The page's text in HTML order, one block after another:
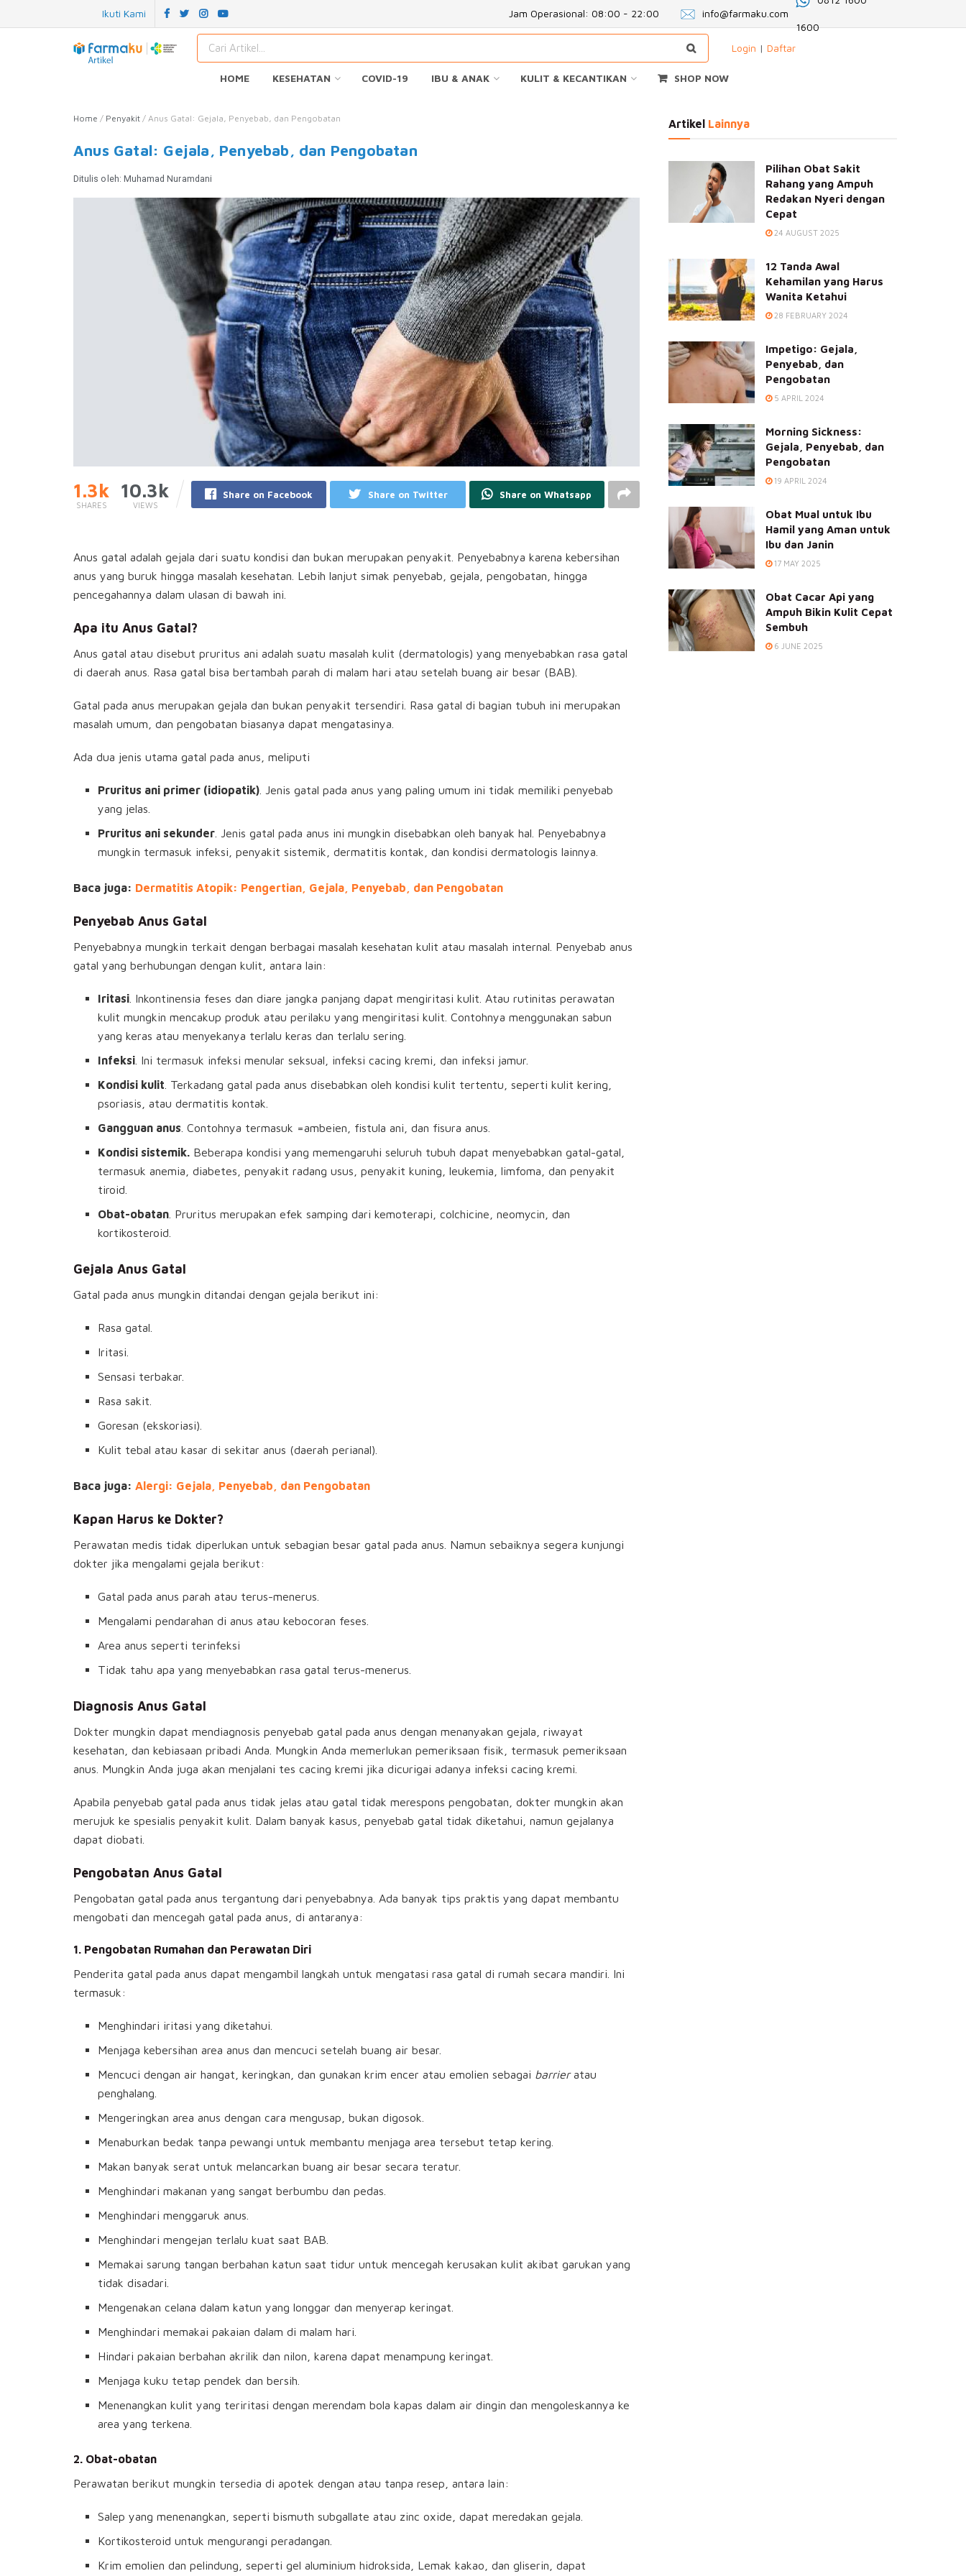
Ikuti Kami Jam Operasional: 08:00 - 22:00 info@farmaku.com
1600
Login | Daftar
HOME KESEHATAN COVID-19 IBU & ANAK KULIT & KECANTIKAN SHOP NOW
Home / Penyakit / Anus Gatal: Gejala, Penyebab, dan Pengobatan
Anus Gatal: Gejala, Penyebab, dan Pengobatan
Ditulis oleh: Muhamad Nuramdani
1.3k
SHARES
10.3k
VIEWS
Share on Facebook Share on Twitter Share on Whatsapp
Anus gatal adalah gejala dari suatu kondisi dan bukan merupakan penyakit. Penyebabnya karena kebersihan
anus yang buruk hingga masalah kesehatan. Lebih lanjut simak penyebab, gejala, pengobatan, hingga
pencegahannya dalam ulasan di bawah ini.
Apa itu Anus Gatal?
Anus gatal atau disebut pruritus ani adalah suatu masalah kulit (dermatologis) yang menyebabkan rasa gatal
di daerah anus. Rasa gatal bisa bertambah parah di malam hari atau setelah buang air besar (BAB).
Gatal pada anus merupakan gejala dan bukan penyakit tersendiri. Rasa gatal di bagian tubuh ini merupakan
masalah umum, dan pengobatan biasanya dapat mengatasinya.
Ada dua jenis utama gatal pada anus, meliputi
Pruritus ani primer (idiopatik) . Jenis gatal pada anus yang paling umum ini tidak memiliki penyebab
yang jelas.
Pruritus ani sekunder . Jenis gatal pada anus ini mungkin disebabkan oleh banyak hal. Penyebabnya
mungkin termasuk infeksi, penyakit sistemik, dermatitis kontak, dan kondisi dermatologis lainnya.
Baca juga: Dermatitis Atopik: Pengertian, Gejala, Penyebab, dan Pengobatan
Penyebab Anus Gatal
Penyebabnya mungkin terkait dengan berbagai masalah kesehatan kulit atau masalah internal. Penyebab anus
gatal yang berhubungan dengan kulit, antara lain:
Iritasi . Inkontinensia feses dan diare jangka panjang dapat mengiritasi kulit. Atau rutinitas perawatan
kulit mungkin mencakup produk atau perilaku yang mengiritasi kulit. Contohnya menggunakan sabun
yang keras atau menyekanya terlalu keras dan terlalu sering.
Infeksi . Ini termasuk infeksi menular seksual, infeksi cacing kremi, dan infeksi jamur.
Kondisi kulit . Terkadang gatal pada anus disebabkan oleh kondisi kulit tertentu, seperti kulit kering,
psoriasis, atau dermatitis kontak.
Gangguan anus . Contohnya termasuk =ambeien, fistula ani, dan fisura anus.
Kondisi sistemik. Beberapa kondisi yang memengaruhi seluruh tubuh dapat menyebabkan gatal-gatal,
termasuk anemia, diabetes, penyakit radang usus, penyakit kuning, leukemia, limfoma, dan penyakit
tiroid.
Obat-obatan . Pruritus merupakan efek samping dari kemoterapi, colchicine, neomycin, dan
kortikosteroid.
Gejala Anus Gatal
Gatal pada anus mungkin ditandai dengan gejala berikut ini:
Rasa gatal.
Iritasi.
Sensasi terbakar.
Rasa sakit.
Goresan (ekskoriasi).
Kulit tebal atau kasar di sekitar anus (daerah perianal).
Baca juga: Alergi: Gejala, Penyebab, dan Pengobatan
Kapan Harus ke Dokter?
Perawatan medis tidak diperlukan untuk sebagian besar gatal pada anus. Namun sebaiknya segera kunjungi
dokter jika mengalami gejala berikut:
Gatal pada anus parah atau terus-menerus.
Mengalami pendarahan di anus atau kebocoran feses.
Area anus seperti terinfeksi
Tidak tahu apa yang menyebabkan rasa gatal terus-menerus.
Diagnosis Anus Gatal
Dokter mungkin dapat mendiagnosis penyebab gatal pada anus dengan menanyakan gejala, riwayat
kesehatan, dan kebiasaan pribadi Anda. Mungkin Anda memerlukan pemeriksaan fisik, termasuk pemeriksaan
anus. Mungkin Anda juga akan menjalani tes cacing kremi jika dicurigai adanya infeksi cacing kremi.
Apabila penyebab gatal pada anus tidak jelas atau gatal tidak merespons pengobatan, dokter mungkin akan
merujuk ke spesialis penyakit kulit. Dalam banyak kasus, penyebab gatal tidak diketahui, namun gejalanya
dapat diobati.
Pengobatan Anus Gatal
Pengobatan gatal pada anus tergantung dari penyebabnya. Ada banyak tips praktis yang dapat membantu
mengobati dan mencegah gatal pada anus, di antaranya:
1. Pengobatan Rumahan dan Perawatan Diri
Penderita gatal pada anus dapat mengambil langkah untuk mengatasi rasa gatal di rumah secara mandiri. Ini
termasuk:
Menghindari iritasi yang diketahui.
Menjaga kebersihan area anus dan mencuci setelah buang air besar.
Mencuci dengan air hangat, keringkan, dan gunakan krim encer atau emolien sebagai barrieratau
penghalang.
Mengeringkan area anus dengan cara mengusap, bukan digosok.
Menaburkan bedak tanpa pewangi untuk membantu menjaga area tersebut tetap kering.
Makan banyak serat untuk melancarkan buang air besar secara teratur.
Menghindari makanan yang sangat berbumbu dan pedas.
Menghindari menggaruk anus.
Menghindari mengejan terlalu kuat saat BAB.
Memakai sarung tangan berbahan katun saat tidur untuk mencegah kerusakan kulit akibat garukan yang
tidak disadari.
Mengenakan celana dalam katun yang longgar dan menyerap keringat.
Menghindari memakai pakaian dalam di malam hari.
Hindari pakaian berbahan akrilik dan nilon, karena dapat menampung keringat.
Menjaga kuku tetap pendek dan bersih.
Menenangkan kulit yang teriritasi dengan merendam bola kapas dalam air dingin dan mengoleskannya ke
area yang terkena.
2. Obat-obatan
Perawatan berikut mungkin tersedia di apotek dengan atau tanpa resep, antara lain:
Salep yang menenangkan, seperti bismuth subgallate atau zinc oxide, dapat meredakan gejala.
Kortikosteroid untuk mengurangi peradangan.
Krim emolien dan pelindung, seperti gel aluminium hidroksida, Lemak kakao, dan gliserin, dapat
Artikel Lainnya
Pilihan Obat Sakit
Rahang yang Ampuh
Redakan Nyeri dengan
Cepat
24 AUGUST 2025
12 Tanda Awal
Kehamilan yang Harus
Wanita Ketahui
28 FEBRUARY 2024
Impetigo: Gejala,
Penyebab, dan
Pengobatan
5 APRIL 2024
Morning Sickness:
Gejala, Penyebab, dan
Pengobatan
19 APRIL 2024
Obat Mual untuk Ibu
Hamil yang Aman untuk
Ibu dan Janin
17 MAY 2025
Obat Cacar Api yang
Ampuh Bikin Kulit Cepat
Sembuh
6 JUNE 2025